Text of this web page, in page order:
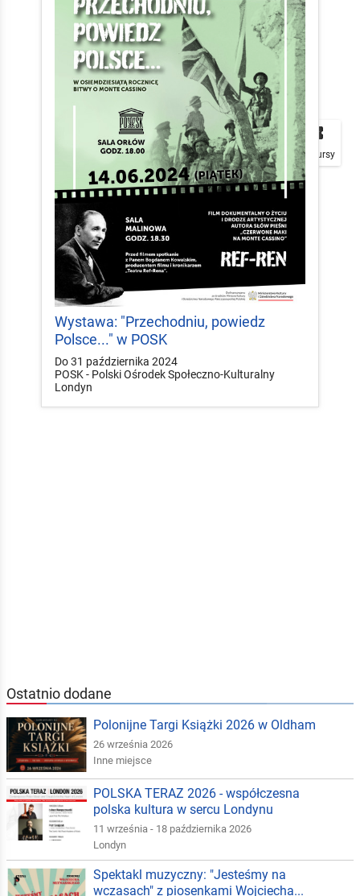

Plakaty

Mapa
local_play
Konkursy
Wystawa: "Przechodniu, powiedz
Polsce..." w POSK
Do 31 października 2024
POSK - Polski Ośrodek Społeczno-Kulturalny
Londyn
Ostatnio dodane
Polonijne Targi Książki 2026 w Oldham
26 września 2026
Inne miejsce
POLSKA TERAZ 2026 - współczesna
polska kultura w sercu Londynu
11 września - 18 października 2026
Londyn
Spektakl muzyczny: "Jesteśmy na
wczasach" z piosenkami Wojciecha...